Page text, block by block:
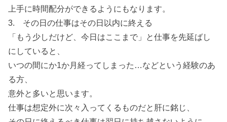
上手に時間配分ができるようにもなります。
3. その日の仕事はその日以内に終える
「もう少しだけど、今日はここまで」と仕事を先延ばし
にしていると、
いつの間にか1か月経ってしまった…などという経験のあ
る方、
意外と多いと思います。
仕事は想定外に次々入ってくるものだと肝に銘じ、